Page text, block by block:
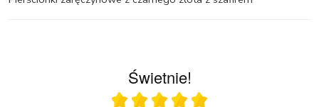
Świetnie!
Ocena średnia 5 na 5